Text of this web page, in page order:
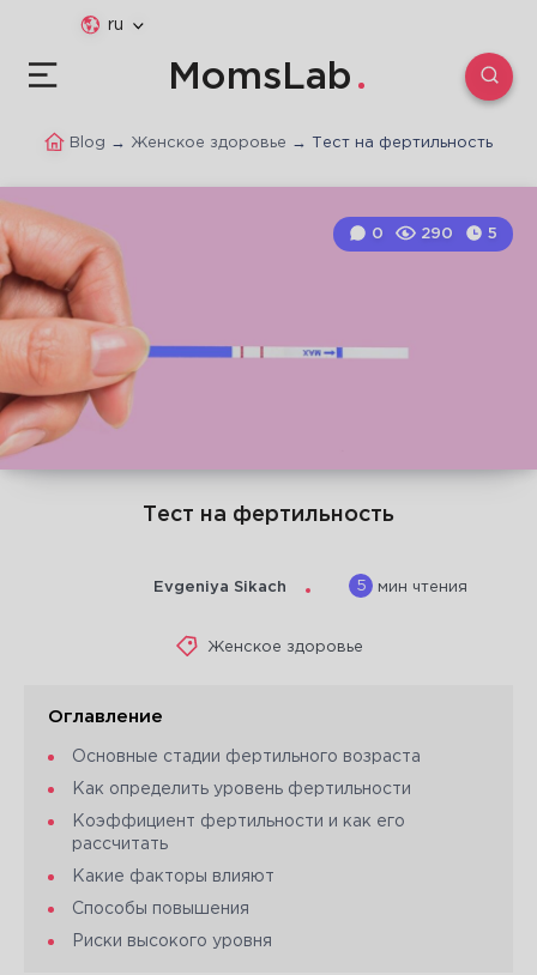
ru
MomsLab
Blog → Женское здоровье → Тест на фертильность
Тест на фертильность
0 290 5
Evgeniya Sikach 5 мин чтения
Женское здоровье
Оглавление
Основные стадии фертильного возраста
Как определить уровень фертильности
Коэффициент фертильности и как его
рассчитать
Какие факторы влияют
Способы повышения
Риски высокого уровня